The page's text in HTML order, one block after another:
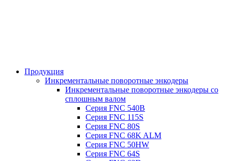
Продукция
Инкрементальные поворотные энкодеры
Инкрементальные поворотные энкодеры со
сплошным валом
Серия FNC 540B
Серия FNC 115S
Серия FNC 80S
Серия FNC 68K ALM
Серия FNC 50HW
Серия FNC 64S